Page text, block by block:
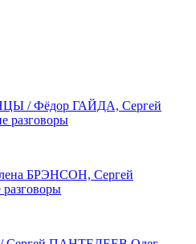
/ Фёдор ГАЙДА, Сергей
разговоры
БРЭНСОН, Сергей